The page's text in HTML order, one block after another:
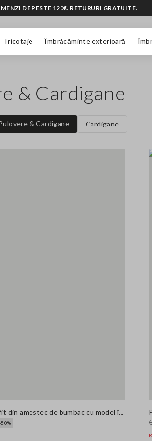
Tricotaje Îmbrăcăminte exterioară
DE PESTE 120€. RETURURI GRATUITE.
& Cardigane
& Cardigane Cardigane
Pulover bej regular fit din amestec de bumbac cu model în carouri
-50%